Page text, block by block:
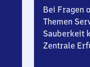
Bei Fragen
Themen
Sauberkeit
Zentrale